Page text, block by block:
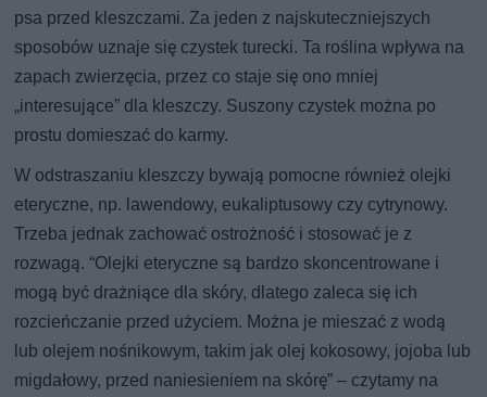
psa przed kleszczami. Za jeden z najskuteczniejszych
sposobów uznaje się czystek turecki. Ta roślina wpływa na
zapach zwierzęcia, przez co staje się ono mniej
„interesujące” dla kleszczy. Suszony czystek można po
prostu domieszać do karmy.
W odstraszaniu kleszczy bywają pomocne również olejki
eteryczne, np. lawendowy, eukaliptusowy czy cytrynowy.
Trzeba jednak zachować ostrożność i stosować je z
rozwagą. “Olejki eteryczne są bardzo skoncentrowane i
mogą być drażniące dla skóry, dlatego zaleca się ich
rozcieńczanie przed użyciem. Można je mieszać z wodą
lub olejem nośnikowym, takim jak olej kokosowy, jojoba lub
migdałowy, przed naniesieniem na skórę” – czytamy na